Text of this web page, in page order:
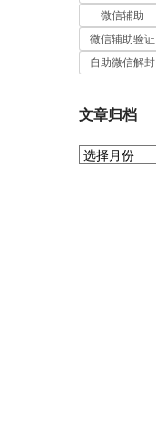
微信辅助
微信辅助验证
自助微信解封
文章归档
文